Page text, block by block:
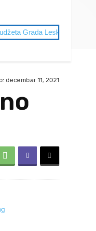
SVADBA IM
decembar 11, 2021